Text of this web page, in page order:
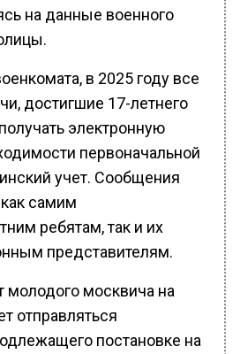
на данные военного
в 2025 году все
достигшие 17-летнего
электронную
первоначальной
учет. Сообщения
самим
ребятам, так и их
представителям.
молодого москвича на
отправляться
постановке на